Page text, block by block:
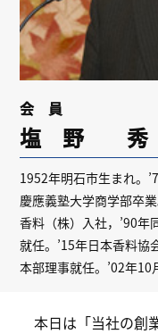
会 員
塩 野
1952年明石市生まれ。
慶應義塾大学商学部卒
香料（株）入社，’90
就任。’15年日本香料協
本部理事就任。’02年10
本日は「当社の創